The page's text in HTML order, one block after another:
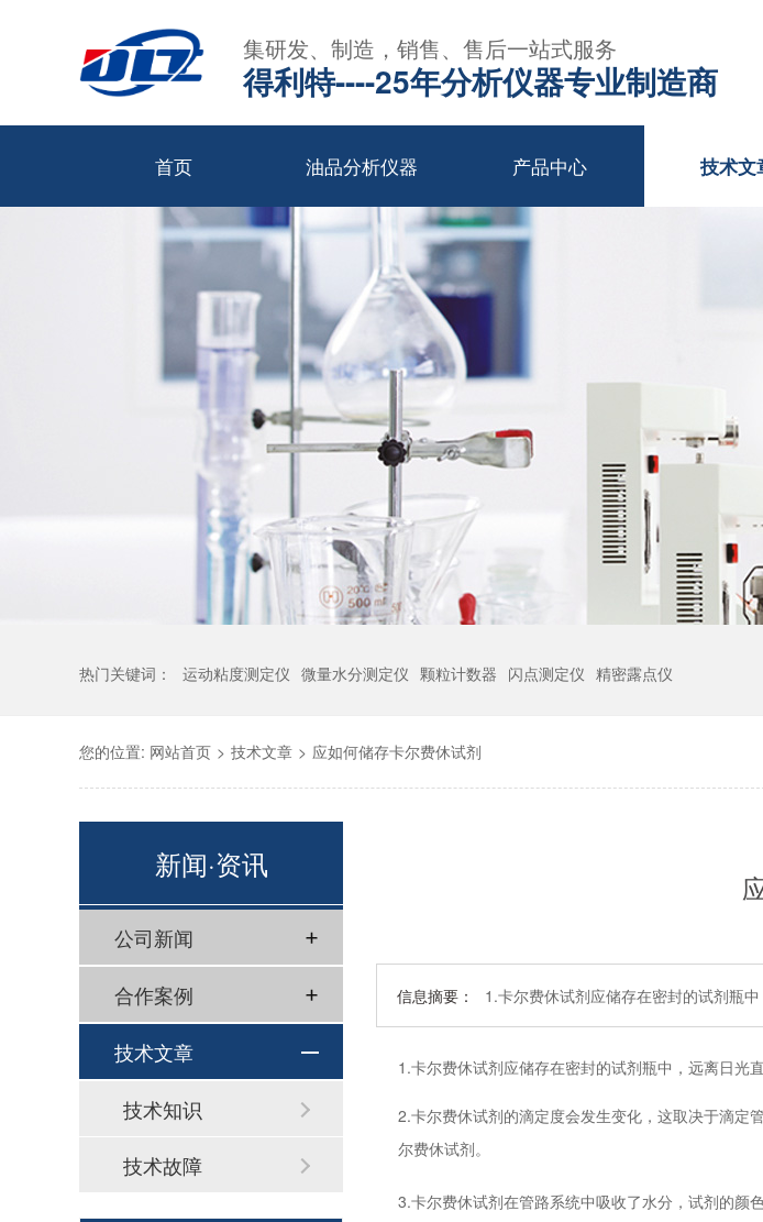
集研发、制造，销售、售后一站式服务
得利特----25年分析仪器专业制造商
首页 油品分析仪器 产品中心 技术文
热门关键词： 运动粘度测定仪 微量水分测定仪 颗粒计数器 闪点测定仪 精密露点仪
您的位置: 网站首页 > 技术文章 > 应如何储存卡尔费休试剂
信息摘要： 1.卡尔费休试剂应储存在密封的试剂瓶
1.卡尔费休试剂应储存在密封的试剂瓶中，远离日光
2.卡尔费休试剂的滴定度会发生变化，这取决于滴定
尔费休试剂。
3.卡尔费休试剂在管路系统中吸收了水分，试剂的颜
新闻·资讯
公司新闻
合作案例
技术文章
技术知识
技术故障